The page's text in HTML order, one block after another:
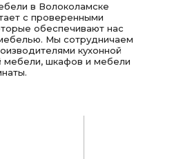
в Волоколамске
с проверенными
обеспечивают нас
Мы сотрудничаем
кухонной
мебели, шкафов и мебели